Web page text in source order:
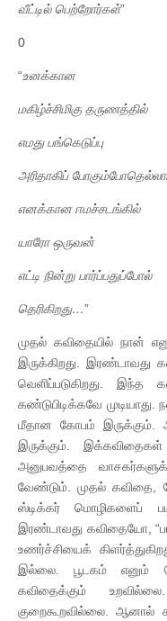
வீட்டில் பெற்றோர்கள்”
0
“உனக்கான
மகிழ்ச்சிமிகு தருணத்தில்
எமது பங்கெடுப்பு
அரிதாகிப்
எனக்கான ஈமச்சடங்கில்
யாரோ ஒருவன்
எட்டி நின்று பார்ப்பதுப்போல்
தெரிகிறது…”
முதல் கவிதையில் நான்
இருக்கிறது. இரண்டாவது
வெளிப்படுகிறது. இந்த
கண்டுபிடிக்கவே
மீதான கோபம் இருக்கும்.
இருக்கும்.
அனுபவத்தை
வேண்டும். முதல் கவிதை,
ஸ்டிக்கர் மொழிகளைப்
இரண்டாவது கவிதையோ,
உணர்ச்சியைக்
இல்லை. பூடகம் எனும்
கவிதைக்கும்
குறைகூறவில்லை. ஆனால்